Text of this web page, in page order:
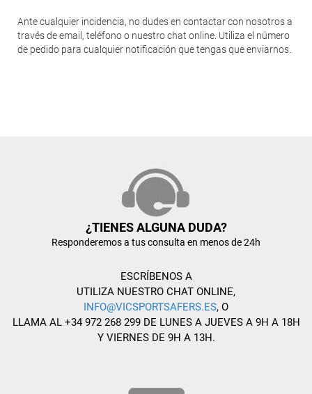
Ante cualquier incidencia, no dudes en contactar con nosotros a
través de email, teléfono o nuestro chat online. Utiliza el número
de pedido para cualquier notificación que tengas que enviarnos.
¿TIENES ALGUNA DUDA?
Responderemos a tus consulta en menos de 24h
ESCRÍBENOS A
UTILIZA NUESTRO CHAT ONLINE,
INFO@VICSPORTSAFERS.ES, O
LLAMA AL +34 972 268 299 DE LUNES A JUEVES A 9H A 18H
Y VIERNES DE 9H A 13H.